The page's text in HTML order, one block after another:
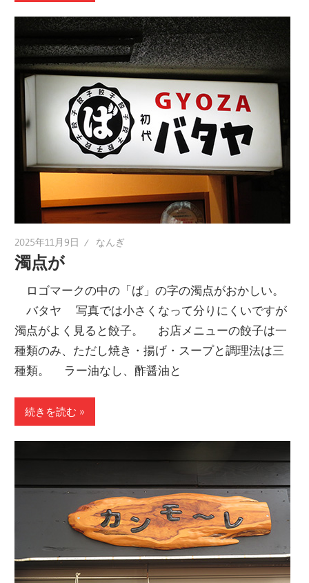
2025年11月9日 なんぎ
濁点が
ロゴマークの中の「ば」の字の濁点がおかしい。
バタヤ 写真では小さくなって分りにくいですが
濁点がよく見ると餃子。 お店メニューの餃子は一
種類のみ、ただし焼き・揚げ・スープと調理法は三
種類。 ラー油なし、酢醤油と
続きを読む